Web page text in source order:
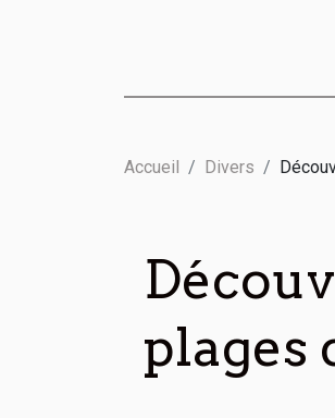
Accueil Divers
plages